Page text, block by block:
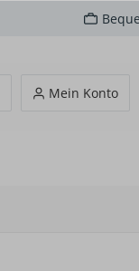
Du hast 0 Produkte
Mein Konto